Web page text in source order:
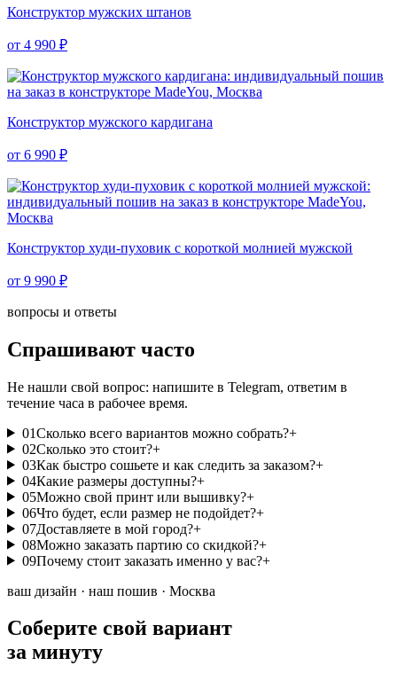
Конструктор мужских штанов
от 4 990 ₽
Конструктор мужского кардигана
от 6 990 ₽
Конструктор худи-пуховик с короткой молнией мужской
от 9 990 ₽
вопросы и ответы
Спрашивают часто
Не нашли свой вопрос: напишите в Telegram, ответим в
течение часа в рабочее время.
01Сколько всего вариантов можно собрать?+
02Сколько это стоит?+
03Как быстро сошьете и как следить за заказом?+
04Какие размеры доступны?+
05Можно свой принт или вышивку?+
06Что будет, если размер не подойдет?+
07Доставляете в мой город?+
08Можно заказать партию со скидкой?+
09Почему стоит заказать именно у вас?+
ваш дизайн · наш пошив · Москва
Соберите свой вариант
за минуту